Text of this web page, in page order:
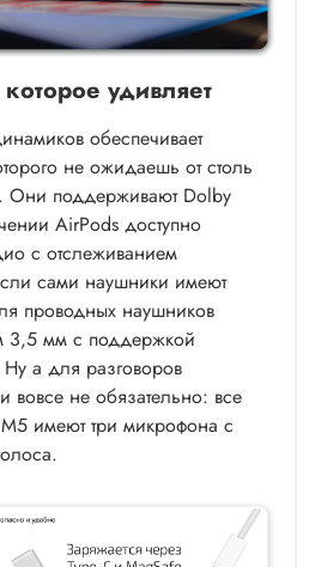
удивляет
обеспечивает
не ожидаешь от столь
Они поддерживают Dolby
AirPods доступно
с отслеживанием
сами наушники имеют
проводных наушников
3,5 мм с поддержкой
а для разговоров
вовсе не обязательно: все
имеют три микрофона с